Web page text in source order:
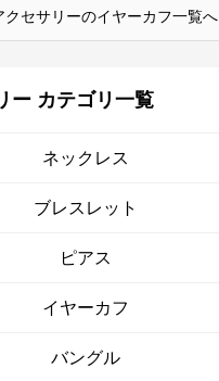
クセサリーのイヤーカフ一覧へ
ー カテゴリ一覧
ネックレス
ブレスレット
ピアス
イヤーカフ
バングル